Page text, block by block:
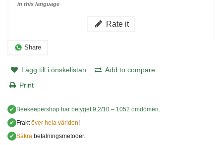
in this language
Rate it
Share
Lägg till i önskelistan
Add to compare
Print
✔ Beekeepershop har betyget 9,2/10 – 1052 omdömen.
✔ Fraktöver hela världen!
✔ Säkra betalningsmetoder.